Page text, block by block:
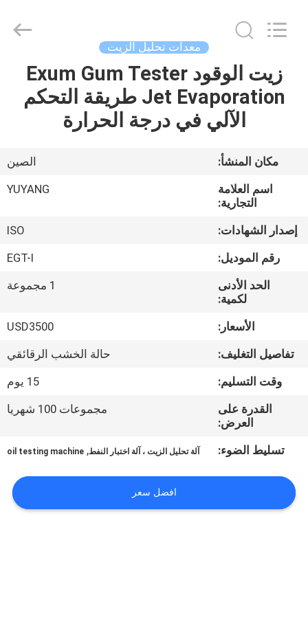
مسكن
عرض
الواقع
الافتراضي
معلومات
في
المعمل
اتصل
أخبار
INSTRUMENT
Reserved.
معدات تحليل الزيت
زيت الوقود Exum Gum Tester
Jet Evaporation طريقة التحكم
الآلي في درجة الحرارة
مكان المنشأ:
الصين
اسم العلامة
التجارية:
YUYANG
إصدار الشهادات:
ISO
رقم الموديل:
EGT-I
الحد الأدنى
لكمية:
1 مجموعة
الأسعار:
USD3500
تفاصيل التغليف:
حالة الخشب الرقائقي
وقت التسليم:
15 يوم
القدرة على
العرض:
مجموعات 100 شهريا
تسليط الضوء: آلة تحليل الزيت ، آلة اختبار النفط,
oil testing machine
افضل سعر